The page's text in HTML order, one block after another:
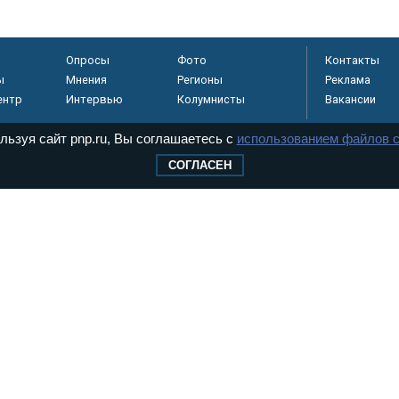
Опросы
Фото
Мнения
Регионы
Интервью Колумнисты
Контакты
Реклама
Вакансии
и
сайт pnp.ru, Вы соглашаетесь с использованием файлов
СОГЛАСЕН